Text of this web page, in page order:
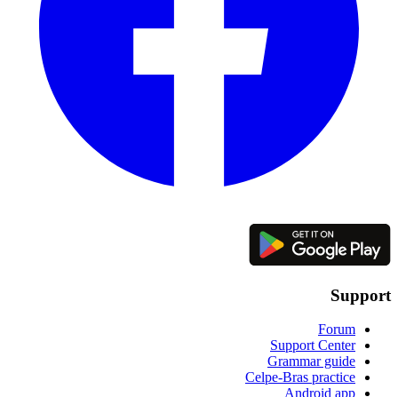
Support
Forum
Support Center
Grammar guide
Celpe-Bras practice
Android app